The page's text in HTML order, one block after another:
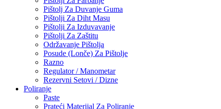
Pištolj Za Duvanje Guma
Pištolji Za Diht Masu
Pištolji Za Izduvavanje
Pištolji Za Zaštitu
Održavanje Pištolja
Posude (Lonče) Za Pištolje
Razno
Regulator / Manometar
Rezervni Setovi / Dizne
Poliranje
Paste
Prateći Materijal Za Poliranje